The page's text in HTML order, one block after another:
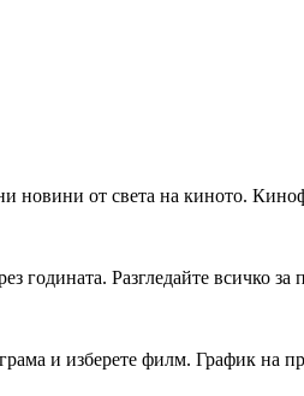
новини от света на киното.
годината. Разгледайте всичко
и изберете филм. График на